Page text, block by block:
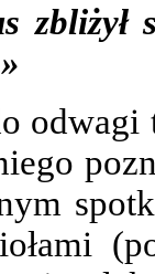
zbliżył